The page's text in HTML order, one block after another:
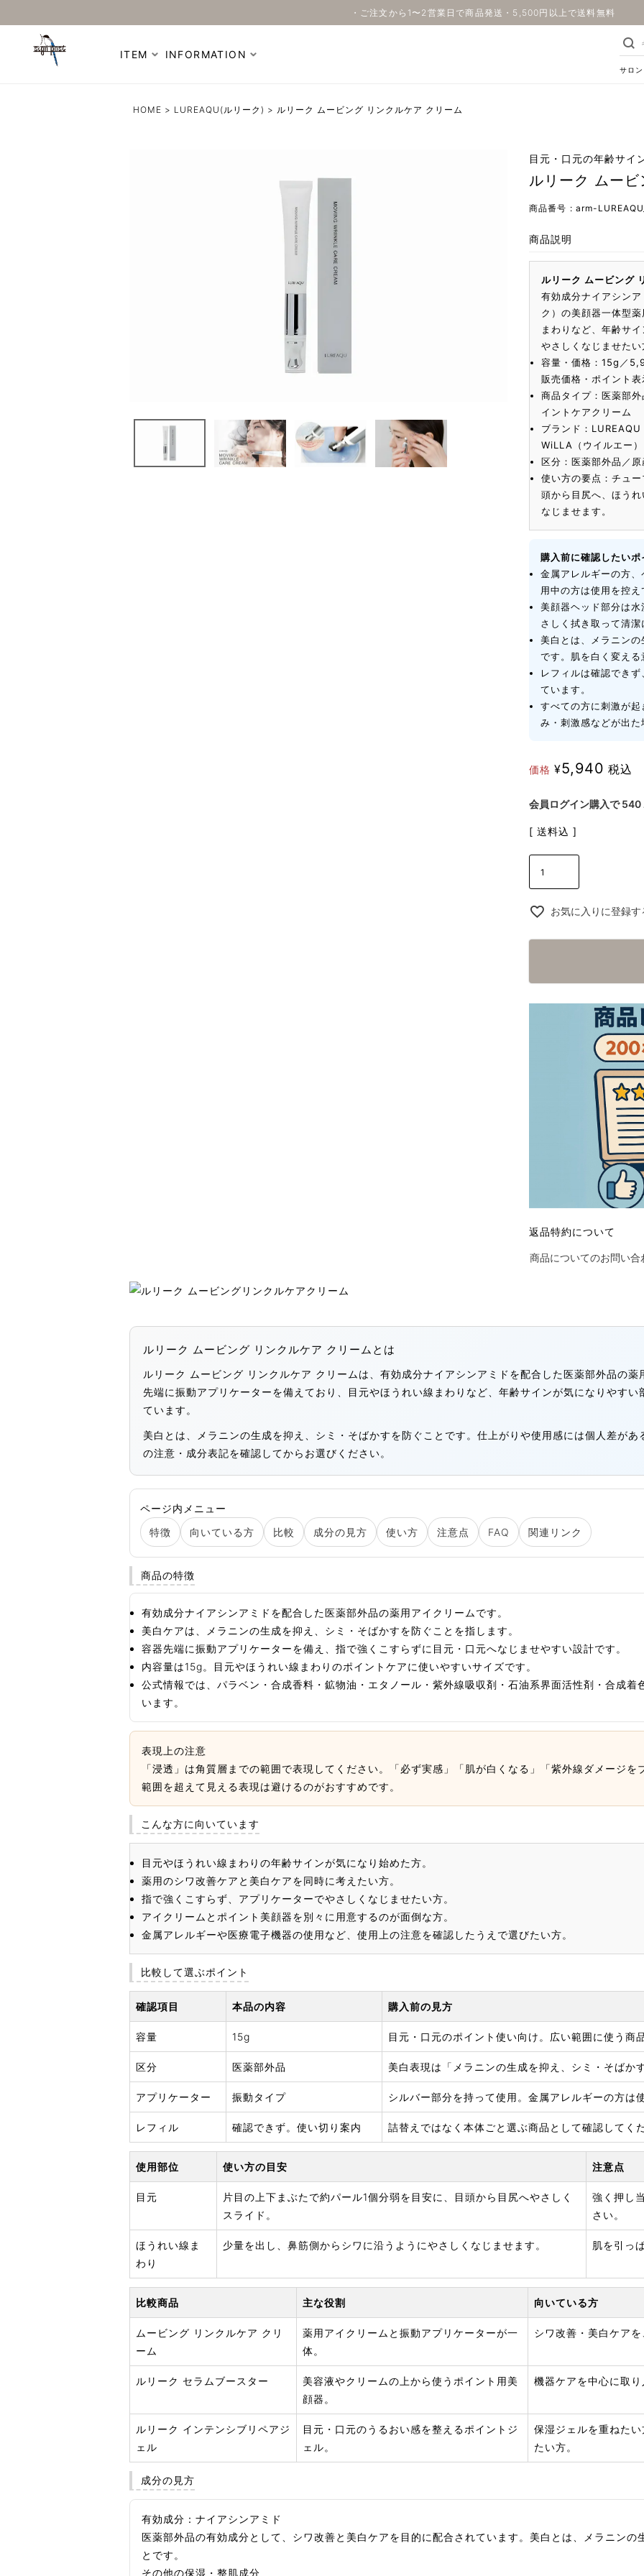
・ご注文から1〜2営業日で商品発送・5,500円以上で送料無料
ITEM INFORMATION
サロ
HOME LUREAQU(ルリーク) ルリーク ムービング リンクルケア クリーム
目元・口元の年齢サイ
ルリーク ムー
商品番号 arm-
商品説明
ルリーク ムービング
有効成分ナイアシン
ク）の美顔器一体型
まわりなど、年齢サ
やさしくなじませた
容量・価格：15g／
販売価格・ポイント
商品タイプ：医薬部
イントケアクリーム
ブランド：
WiLLA（ウイルエー
区分：医薬部外品／
使い方の要点：チュ
頭から目尻へ、ほう
なじませます。
購入前に確認したいポ
金属アレルギーの方
用中の方は使用を控
美顔器ヘッド部分は
さしく拭き取って清
美白とは、メラニン
です。肌を白く変え
レフィルは確認でき
ています。
すべての方に刺激が
み・刺激感などが出
価格 ¥5,940 税込
会員ログイン購入で 540
送料込
お気に入りに登録す
返品特約について
商品についてのお問い合
ルリーク ムービング リンクルケア クリームとは
ルリーク ムービング リンクルケア クリームは、有効成分ナイアシンアミドを配合した医薬部外品の
先端に振動アプリケーターを備えており、目元やほうれい線まわりなど、年齢サインが気になりやす
ています。
美白とは、メラニンの生成を抑え、シミ・そばかすを防ぐことです。仕上がりや使用感には個人差が
の注意・成分表記を確認してからお選びください。
ページ内メニュー
特徴
向いている方 比較 成分の見方 使い方 注意点 FAQ 関連リンク
商品の特徴
有効成分ナイアシンアミドを配合した医薬部外品の薬用アイクリームです。
美白ケアは、メラニンの生成を抑え、シミ・そばかすを防ぐことを指します。
容器先端に振動アプリケーターを備え、指で強くこすらずに目元・口元へなじませやすい設計です。
内容量は15g。目元やほうれい線まわりのポイントケアに使いやすいサイズです。
公式情報では、パラベン・合成香料・鉱物油・エタノール・紫外線吸収剤・石油系界面活性剤・合成着
います。
表現上の注意
「浸透」は角質層までの範囲で表現してください。「必ず実感」「肌が白くなる」「紫外線ダメージ
範囲を超えて見える表現は避けるのがおすすめです。
こんな方に向いています
目元やほうれい線まわりの年齢サインが気になり始めた方。
薬用のシワ改善ケアと美白ケアを同時に考えたい方。
指で強くこすらず、アプリケーターでやさしくなじませたい方。
アイクリームとポイント美顔器を別々に用意するのが面倒な方。
金属アレルギーや医療電子機器の使用など、使用上の注意を確認したうえで選びたい方。
比較して選ぶポイント
確認項目 本品の内容 購入前の見方
容量 15g 目元・口元のポイント使い向け。広い範囲に使う商
区分 医薬部外品 美白表現は「メラニンの生成を抑え、シミ・そばか
アプリケーター 振動タイプ シルバー部分を持って使用。金属アレルギーの方は
レフィル 確認できず。使い切り案内 詰替えではなく本体ごと選ぶ商品として確認してく
使用部位 使い方の目安 注意点
目元
片目の上下まぶたで約パール1個分弱を目安に、目頭から目尻へやさしく
スライド。
強く押し
さい。
ほうれい線ま
わり
少量を出し、鼻筋側からシワに沿うようにやさしくなじませます。 肌を引っ
比較商品 主な役割 向いている方
ムービング リンクルケア クリ
ーム
薬用アイクリームと振動アプリケーターが一
体。
シワ改善・美白ケア
ルリーク セラムブースター
美容液やクリームの上から使うポイント用美
顔器。
機器ケアを中心に取
ルリーク インテンシブリペアジ
ェル
目元・口元のうるおい感を整えるポイントジ
ェル。
保湿ジェルを重ねた
たい方。
成分の見方
有効成分：ナイアシンアミド
医薬部外品の有効成分として、シワ改善と美白ケアを目的に配合されています。美白とは、メラニンの
とです。
その他の保湿・整肌成分